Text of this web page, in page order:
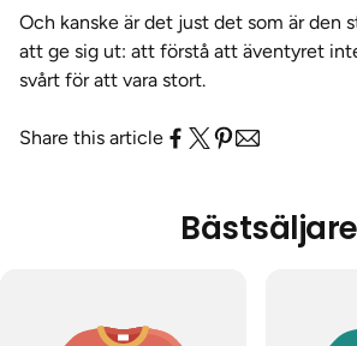
Och kanske är det just det som är den
att ge sig ut: att förstå att äventyret
svårt för att vara stort.
Share this article
Bästsäljare